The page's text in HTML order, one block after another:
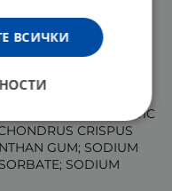
TOCOPHERYL
GLYCERIN;
ALCOHOL;
LACTYLATE;
EUROPAEA FRUIT
SQUALANE; PHYTIC
CRISPUS
GUM; SODIUM
SODIUM
ВСИЧКИ